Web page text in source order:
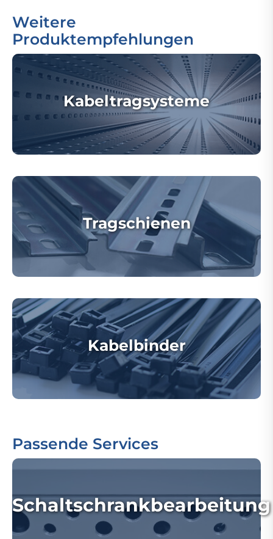
Weitere
Produktempfehlungen
Kabeltragsysteme
Tragschienen
Kabelbinder
Passende Services
Schaltschrankbearbeitung